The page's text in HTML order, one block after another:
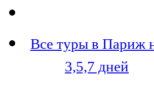
Все туры в Париж
3,5,7 дней